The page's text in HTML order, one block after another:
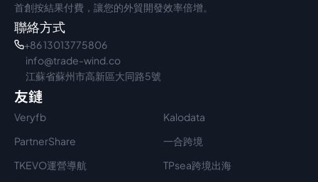
首創按結果付費，讓您的外貿開發效率倍增。
聯絡方式
+86 13013775806
info@trade-wind.co
江蘇省蘇州市高新區大同路5號
友鏈
Veryfb
Kalodata
PartnerShare
一合跨境
TKEVO運營導航
TPsea跨境出海